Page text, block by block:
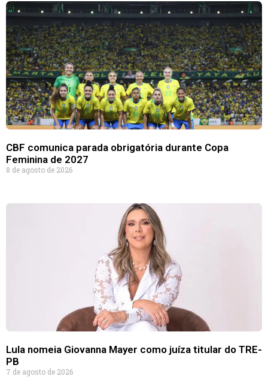
CBF comunica parada obrigatória durante Copa
Feminina de 2027
8 de agosto de 2026
Lula nomeia Giovanna Mayer como juíza titular do TRE-
PB
7 de agosto de 2026